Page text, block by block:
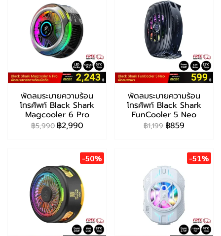
พัดลมระบายความร้อน
โทรศัพท์ Black Shark
Magcooler 6 Pro
฿5,990 ฿2,990
พัดลมระบายความร้อน
โทรศัพท์ Black Shark
FunCooler 5 Neo
฿1,199 ฿859
-50% -51%